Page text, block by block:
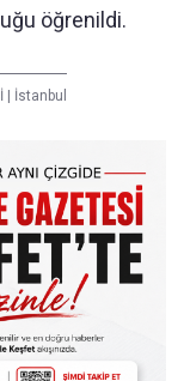
öğrenildi.
İstanbul